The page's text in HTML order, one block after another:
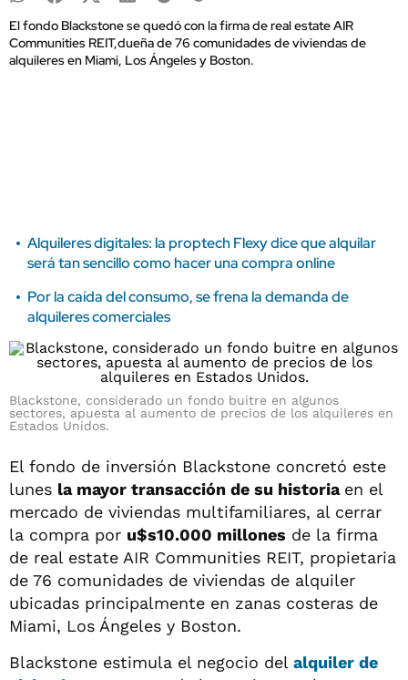
El fondo Blackstone se quedó con la firma de real estate AIR
Communities REIT,dueña de 76 comunidades de viviendas de
alquileres en Miami, Los Ángeles y Boston.
Alquileres digitales: la proptech Flexy dice que alquilar
será tan sencillo como hacer una compra online
Por la caída del consumo, se frena la demanda de
alquileres comerciales
Blackstone, considerado un fondo buitre en algunos
sectores, apuesta al aumento de precios de los alquileres en
Estados Unidos.
El fondo de inversión Blackstone concretó este
lunes la mayor transacción de su historia en el
mercado de viviendas multifamiliares, al cerrar
la compra por u$s10.000 millones de la firma
de real estate AIR Communities REIT, propietaria
de 76 comunidades de viviendas de alquiler
ubicadas principalmente en zanas costeras de
Miami, Los Ángeles y Boston.
Blackstone estimula el negocio del alquiler de